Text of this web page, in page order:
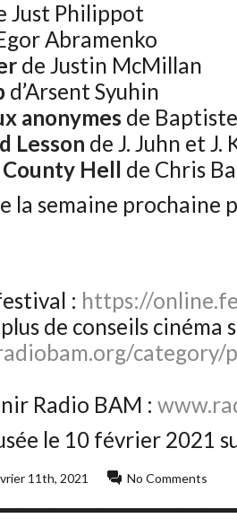
Just Philippot
Abramenko
de Justin McMillan
d’Arsent Syuhin
anonymes de
Lesson de J. Juhn et J.
Hell de Chris
la semaine prochaine
: https://
de conseils cinéma
category/
Radio BAM :
le 10 février 2021
11th, 2021 No Comments